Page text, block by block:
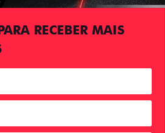
RECEBER MAIS